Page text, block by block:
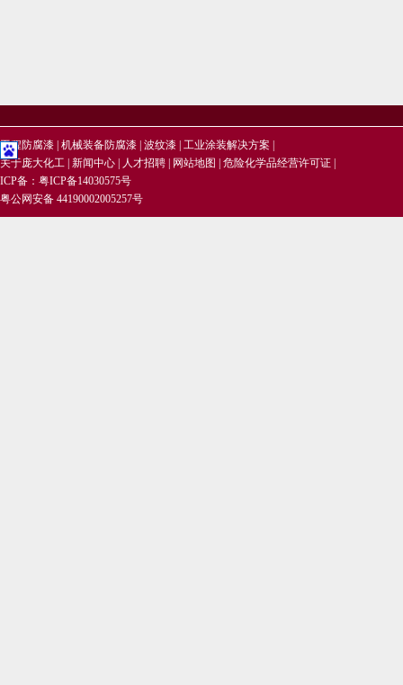
工程防腐漆 | 机械装备防腐漆 | 波纹漆 | 工业涂装解决方案 |
关于庞大化工 | 新闻中心 | 人才招聘 | 网站地图 | 危险化学品经营许可证 |
ICP备： 粤ICP备14030575号
粤公网安备 44190002005257号